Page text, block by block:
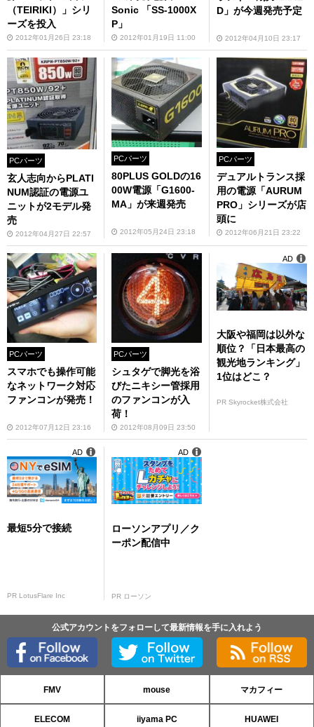
（TEIRIKI）」シリ
ーズを投入
2012年01月26日 23:18
Sonic 「SS-1000X
P」
2012年01月19日 11:00
D」が今週発売予定
2012年04月10日 23:17
PCパーツ
玄人志向からPLATI
NUM認証の電源ユ
ニットが2モデル発
売
2012年04月27日 22:57
PCパーツ
80PLUS GOLDの16
00W電源「G1600-
MA」が来週発売
2012年05月24日 23:18
PCパーツ
デュアルトランス採
用の電源「AURUM
PRO」シリーズが店
頭に
2012年06月21日 23:22
PCパーツ
スマホでも操作可能
なネットワーク対応
ファンコンが発売！
2012年07月12日 23:16
PCパーツ
シュタゲで脚光を浴
びたニキシー管採用
のファンコンが入
荷！
2012年08月09日 23:50
大阪や福岡は以外な
順位？「日本最高の
観光地ランキング」
1位はどこ？
PR Skyrocket株式会社
AD
最短5分で接続
PR LotusFlare Inc
AD
ローソンアプリ／ク
ーポン配信中
PR ローソン
AD
公式アカウントをフォローして最新情報を手に入れよう
FMV mouse マカフィー
ELECOM iiyama PC HUAWEI